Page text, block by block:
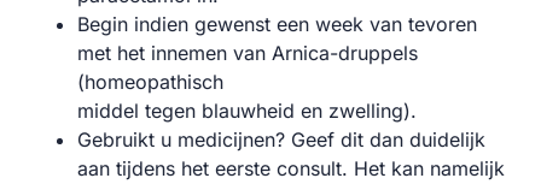
Begin indien gewenst een week van tevoren
met het innemen van Arnica-druppels
(homeopathisch
middel tegen blauwheid en zwelling).
Gebruikt u medicijnen? Geef dit dan duidelijk
aan tijdens het eerste consult. Het kan namelijk